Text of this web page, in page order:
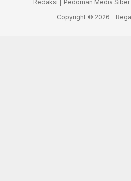
Redaksi | Pedoman Media Siber |
Copyright © 2026 –